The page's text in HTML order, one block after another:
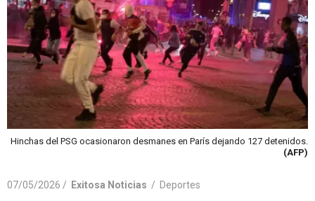
Hinchas del PSG ocasionaron desmanes en París dejando 127 detenidos.
(AFP)
07/05/2026 / Exitosa Noticias / Deportes